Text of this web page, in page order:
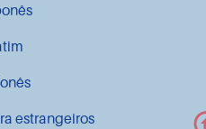
estrangeiros